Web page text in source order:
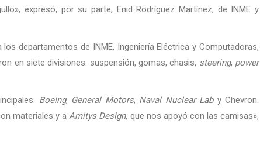
expresó, por su parte, Enid Rodríguez Martínez, de INME y
departamentos de INME, Ingeniería Eléctrica y Computadoras,
en siete divisiones: suspensión, gomas, chasis, steering, power
Boeing, General Motors, Naval Nuclear Laby Chevron.
materiales y aAmitys Design, que nos apoyó con las camisas»,